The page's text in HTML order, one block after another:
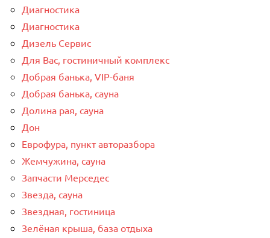
Диагностика
Диагностика
Дизель Сервис
Для Вас, гостиничный комплекс
Добрая банька, VIP-баня
Добрая банька, сауна
Долина рая, сауна
Дон
Еврофура, пункт авторазбора
Жемчужина, сауна
Запчасти Мерседес
Звезда, сауна
Звездная, гостиница
Зелёная крыша, база отдыха